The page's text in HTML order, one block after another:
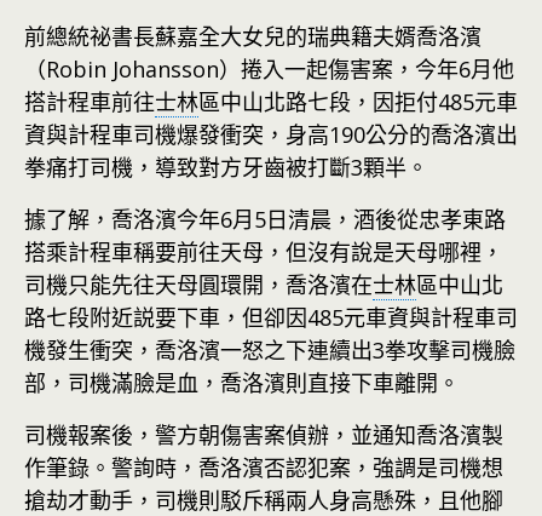
前總統祕書長蘇嘉全大女兒的瑞典籍夫婿喬洛濱
（Robin Johansson）捲入一起傷害案，今年6月他
搭計程車前往士林區中山北路七段，因拒付485元車
資與計程車司機爆發衝突，身高190公分的喬洛濱出
拳痛打司機，導致對方牙齒被打斷3顆半。
據了解，喬洛濱今年6月5日清晨，酒後從忠孝東路
搭乘計程車稱要前往天母，但沒有說是天母哪裡，
司機只能先往天母圓環開，喬洛濱在士林區中山北
路七段附近説要下車，但卻因485元車資與計程車司
機發生衝突，喬洛濱一怒之下連續出3拳攻擊司機臉
部，司機滿臉是血，喬洛濱則直接下車離開。
司機報案後，警方朝傷害案偵辦，並通知喬洛濱製
作筆錄。警詢時，喬洛濱否認犯案，強調是司機想
搶劫才動手，司機則駁斥稱兩人身高懸殊，且他腳